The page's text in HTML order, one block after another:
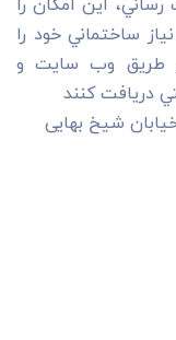
اين امکان را
ساختماني خود را
طريق وب سايت و
دريافت کنند
شیخ بهایی